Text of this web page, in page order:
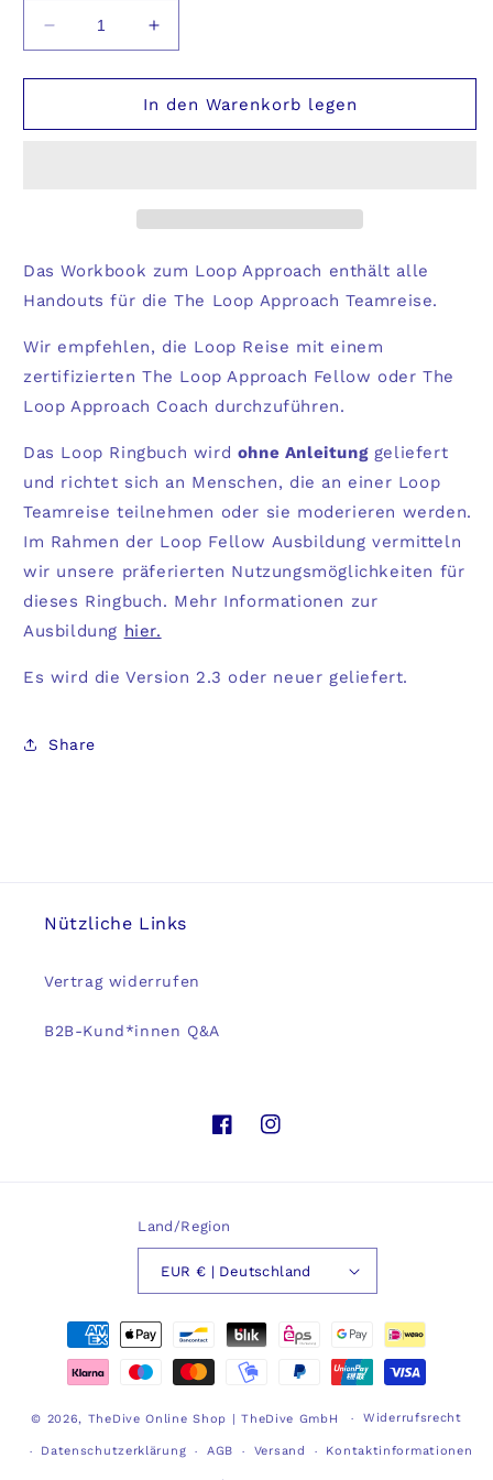
Verringere
die
Menge
Loop
Erhöhe
die
Menge
für
Loop
In den Warenkorb legen
Das Workbook zum Loop Approach enthält alle
Handouts für die The Loop Approach Teamreise.
Wir empfehlen, die Loop Reise mit einem
zertifizierten The Loop Approach Fellow oder The
Loop Approach Coach durchzuführen.
Das Loop Ringbuch wird ohne Anleitunggeliefert
und richtet sich an Menschen, die an einer Loop
Teamreise teilnehmen oder sie moderieren werden.
Im Rahmen der Loop Fellow Ausbildung vermitteln
wir unsere präferierten Nutzungsmöglichkeiten für
dieses Ringbuch. Mehr Informationen zur
Ausbildung hier.
Es wird die Version 2.3 oder neuer geliefert.
Share
Nützliche Links
Vertrag widerrufen
B2B-Kund*innen Q&A
FacebookInstagram
Land/Region
EUR € | Deutschland
Zahlungsmethoden
© 2026, TheDive Online Shop | TheDive GmbH Widerrufsrecht
Datenschutzerklärung AGB Versand Kontaktinformationen